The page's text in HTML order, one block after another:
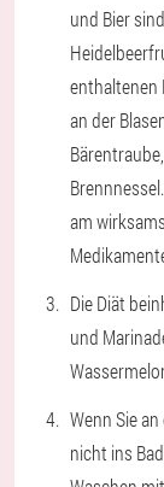
und Bier
enthaltenen
an der
am
Die Diät
und
Wenn Sie
nicht ins